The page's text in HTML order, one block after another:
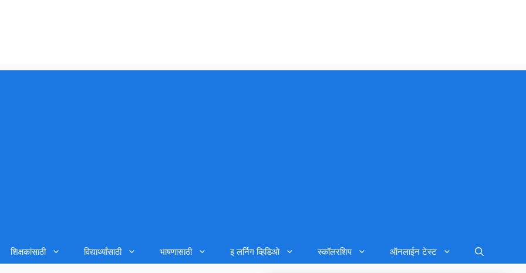
शिक्षकांसाठी विद्यार्थ्यांसाठी भाषणासाठी इ लर्निग व्हिडिओ स्कॉलरशिप ऑनलाईन टेस्ट